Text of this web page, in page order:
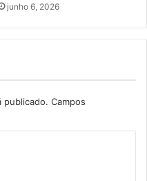
junho 6, 2026
publicado. Campos